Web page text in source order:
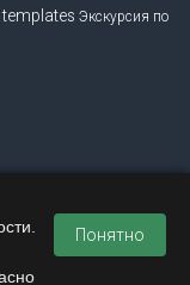
templates Экскурсия по
защищены.
WordPress .
Понятно